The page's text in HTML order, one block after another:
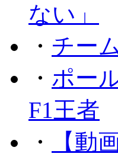
ない」
・ チー
・ ポー
F1王者
・
【動